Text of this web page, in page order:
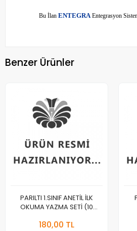
Bu İlan ENTEGRAEntegrasyon
Benzer Ürünler
PARILTI 1.SINIF ANETİL İLK
OKUMA YAZMA SETİ (10
180,00 TL